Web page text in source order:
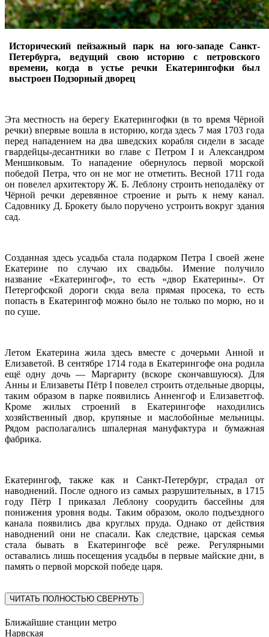
Исторический пейзажный парк на юго-западе Санкт-
Петербурга, ведущий свою историю с петровского
времени, когда в устье речки Екатерингофки был
выстроен Подзорный дворец
Эта местность на берегу Екатерингофки (в то время Чёрной
речки) впервые вошла в историю, когда здесь 7 мая 1703 года
перед нападением на два шведских корабля сидели в засаде
гвардейцы-десантники во главе с Петром I и Александром
Меншиковым. То нападение обернулось первой морской
победой Петра, что он не мог не отметить. Весной 1711 года
он повелел архитектору Ж. Б. Леблону строить неподалёку от
Чёрной речки деревянное строение и рыть к нему канал.
Садовнику Д. Брокету было поручено устроить вокруг здания
сад.
Созданная здесь усадьба стала подарком Петра I своей жене
Екатерине по случаю их свадьбы. Имение получило
название «Екатерингоф», то есть «двор Екатерины». От
Петергофской дороги сюда вела прямая просека, то есть
попасть в Екатерингоф можно было не только по морю, но и
по суше.
Летом Екатерина жила здесь вместе с дочерьми Анной и
Елизаветой. В сентябре 1714 года в Екатерингофе она родила
ещё одну дочь — Маргариту (вскоре скончавшуюся). Для
Анны и Елизаветы Пётр I повелел строить отдельные дворцы,
таким образом в парке появились Анненгоф и Елизаветгоф.
Кроме жилых строений в Екатерингофе находились
хозяйственный двор, крупяные и маслобойные мельницы.
Рядом располагались шпалерная мануфактура и бумажная
фабрика.
Екатерингоф, также как и Санкт-Петербург, страдал от
наводнений. После одного из самых разрушительных, в 1715
году Пётр I приказал Леблону соорудить бассейны для
понижения уровня воды. Таким образом, около подъездного
канала появились два круглых пруда. Однако от действия
наводнений они не спасали. Как следствие, царская семья
стала бывать в Екатерингофе всё реже. Регулярными
оставались лишь посещения усадьбы в первые майские дни, в
память о первой морской победе царя.
ЧИТАТЬ ПОЛНОСТЬЮ СВЕРНУТЬ
Ближайшие станции метро
Нарвская